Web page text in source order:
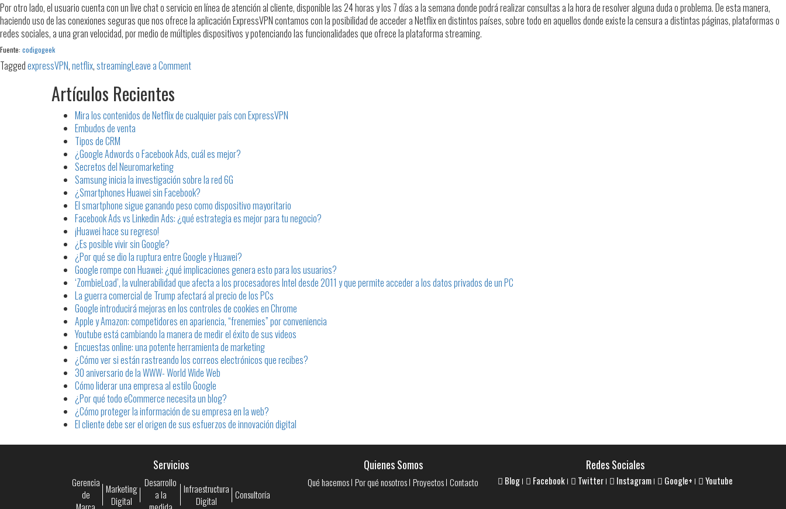
Por otro lado, el usuario cuenta con un live chat o servicio en línea de atención al cliente, disponible las 24 horas y los 7 días a la semana donde podrá realizar consultas a la hora de resolver alguna duda o problema. De esta manera,
haciendo uso de las conexiones seguras que nos ofrece la aplicación ExpressVPN contamos con la posibilidad de acceder a Netflix en distintos países, sobre todo en aquellos donde existe la censura a distintas páginas, plataformas o
redes sociales, a una gran velocidad, por medio de múltiples dispositivos y potenciando las funcionalidades que ofrece la plataforma streaming.
Fuente: codigogeek
TaggedexpressVPN,netflix,streamingLeave a Commenton
de
cualquier
con
ExpressVPN
Artículos Recientes
Mira los contenidos de Netflix de cualquier país con ExpressVPN
Embudos de venta
Tipos de CRM
¿Google Adwords o Facebook Ads, cuál es mejor?
Secretos del Neuromarketing
Samsung inicia la investigación sobre la red 6G
¿Smartphones Huawei sin Facebook?
El smartphone sigue ganando peso como dispositivo mayoritario
Facebook Ads vs Linkedin Ads: ¿qué estrategia es mejor para tu negocio?
¡Huawei hace su regreso!
¿Es posible vivir sin Google?
¿Por qué se dio la ruptura entre Google y Huawei?
Google rompe con Huawei: ¿qué implicaciones genera esto para los usuarios?
‘ZombieLoad’, la vulnerabilidad que afecta a los procesadores Intel desde 2011 y que permite acceder a los datos privados de un PC
La guerra comercial de Trump afectará al precio de los PCs
Google introducirá mejoras en los controles de cookies en Chrome
Apple y Amazon: competidores en apariencia, “frenemies” por conveniencia
Youtube está cambiando la manera de medir el éxito de sus videos
Encuestas online: una potente herramienta de marketing
¿Cómo ver si están rastreando los correos electrónicos que recibes?
30 aniversario de la WWW- World Wide Web
Cómo liderar una empresa al estilo Google
¿Por qué todo eCommerce necesita un blog?
¿Cómo proteger la información de su empresa en la web?
El cliente debe ser el origen de sus esfuerzos de innovación digital
Servicios
Gerencia
de
Marketing
Digital
Desarrollo
a la
Infraestructura
Digital
Consultoría
Quienes Somos
Qué hacemos Por qué nosotros Proyectos Contacto
Redes Sociales
Blog Facebook Twitter Instagram Google+ Youtube